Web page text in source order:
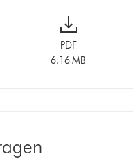
PDF
6.16 MB